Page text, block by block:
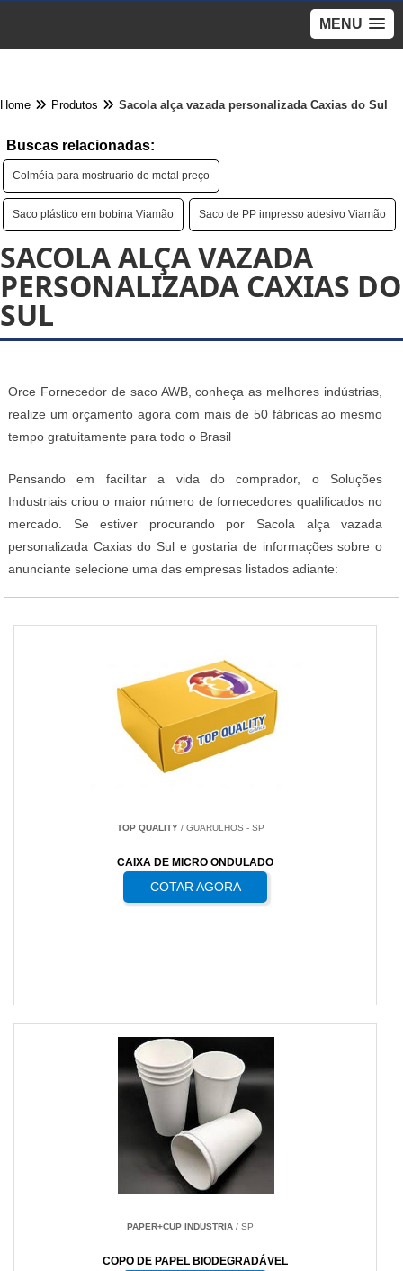
MENU
Home Produtos Sacola alça vazada personalizada Caxias do Sul
Buscas relacionadas:
Colméia para mostruario de metal preço
Saco plástico em bobina Viamão Saco de PP impresso adesivo Viamão
SACOLA ALÇA VAZADA
PERSONALIZADA CAXIAS DO
SUL
Orce Fornecedor de saco AWB, conheça as melhores indústrias,
realize um orçamento agora com mais de 50 fábricas ao mesmo
tempo gratuitamente para todo o Brasil
Pensando em facilitar a vida do comprador, o Soluções
Industriais criou o maior número de fornecedores qualificados no
mercado. Se estiver procurando por Sacola alça vazada
personalizada Caxias do Sul e gostaria de informações sobre o
anunciante selecione uma das empresas listados adiante:
TOP QUALITY/ GUARULHOS - SP
CAIXA DE MICRO ONDULADO
COTAR AGORA
PAPER+CUP INDUSTRIA / SP
COPO DE PAPEL BIODEGRADÁVEL